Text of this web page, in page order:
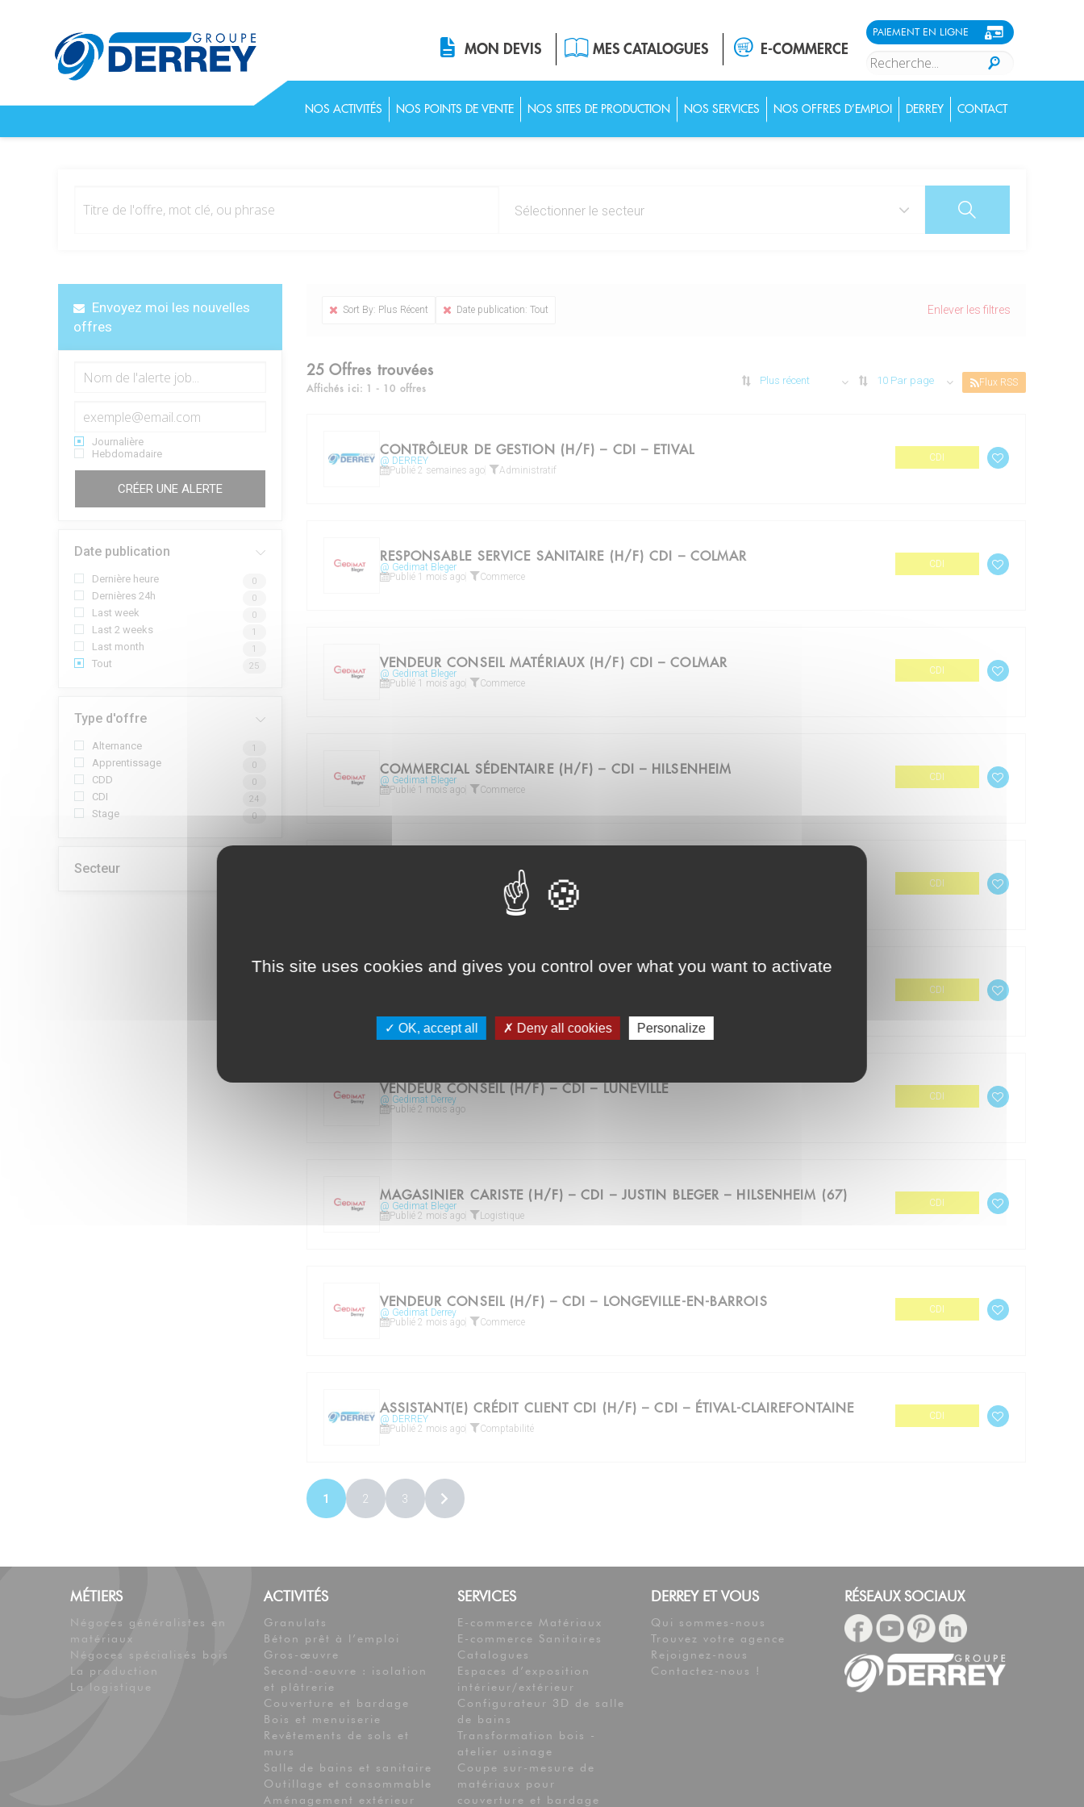
MON DEVIS MES CATALOGUES E-COMMERCE
PAIEMENT EN LIGNE
NOS ACTIVITÉS NOS POINTS DE VENTE NOS SITES DE PRODUCTION NOS SERVICES NOS OFFRES D’EMPLOI DERREY CONTACT
Envoyez moi les nouvelles
offres
Journalière
Hebdomadaire
CRÉER UNE ALERTE
Date publication
Dernière heure 0
Dernières 24h 0
Last week 0
Last 2 weeks 1
Last month 1
Tout 25
Type d'offre
Alternance 1
Apprentissage 0
CDD 0
CDI 24
Stage 0
Secteur
Sort By: Plus Récent Date publication: Tout Enlever les filtres
25 Offres trouvées
Affichés ici: 1 - 10 offres
Plus récent 10 Par page Flux RSS
CONTRÔLEUR DE GESTION (H/F) – CDI – ETIVAL
@ DERREY
Publié 2 semaines ago
Administratif
CDI
RESPONSABLE SERVICE SANITAIRE (H/F) CDI – COLMAR
@ Gedimat Bleger
Publié 1 mois ago
Commerce
CDI
VENDEUR CONSEIL MATÉRIAUX (H/F) CDI – COLMAR
@ Gedimat Bleger
Publié 1 mois ago
Commerce
CDI
COMMERCIAL SÉDENTAIRE (H/F) – CDI – HILSENHEIM
@ Gedimat Bleger
Publié 1 mois ago
Commerce
CDI
MAGASINIER CARISTE (H/F) – CDI – REICHSTETT
Logistique
CDI
CDI
VENDEUR CONSEIL (H/F) – CDI – LUNÉVILLE
@ Gedimat Derrey
Publié 2 mois ago
CDI
MAGASINIER CARISTE (H/F) – CDI – JUSTIN BLEGER – HILSENHEIM (67)
@ Gedimat Bleger
Publié 2 mois ago
Logistique
CDI
VENDEUR CONSEIL (H/F) – CDI – LONGEVILLE-EN-BARROIS
@ Gedimat Derrey
Publié 2 mois ago
Commerce
CDI
ASSISTANT(E) CRÉDIT CLIENT CDI (H/F) – CDI – ÉTIVAL-CLAIREFONTAINE
@ DERREY
Publié 2 mois ago
Comptabilité
CDI
1 2 3
MÉTIERS
Négoces généralistes en
matériaux
Négoces spécialisés bois
La production
La logistique
ACTIVITÉS
Granulats
Béton prêt à l’emploi
Gros-œuvre
Second-oeuvre : isolation
et plâtrerie
Couverture et bardage
Bois et menuiserie
Revêtements de sols et
murs
Salle de bains et sanitaire
Outillage et consommable
Aménagement extérieur
SERVICES
E-commerce Matériaux
E-commerce Sanitaires
Catalogues
Espaces d’exposition
intérieur/extérieur
Configurateur 3D de salle
de bains
Transformation bois -
atelier usinage
Coupe sur-mesure de
matériaux pour
couverture et bardage
DERREY ET VOUS
Qui sommes-nous
Trouvez votre agence
Rejoignez-nous
Contactez-nous !
RÉSEAUX SOCIAUX
This site uses cookies and gives you control over what you want to activate
OK, accept all Deny all cookies Personalize